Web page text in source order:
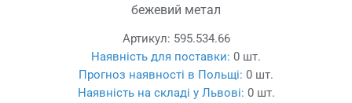
бежевий метал
Артикул: 595.534.66
Наявність для поставки: 0 шт.
Прогноз наявності в Польщі: 0 шт.
Наявність на складі у Львові: 0 шт.